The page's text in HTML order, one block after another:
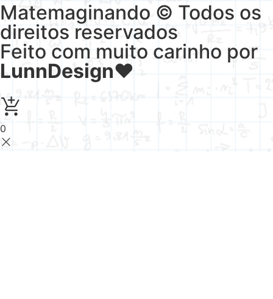
Matemaginando © Todos os
direitos reservados
Feito com muito carinho por
LunnDesign♥
0